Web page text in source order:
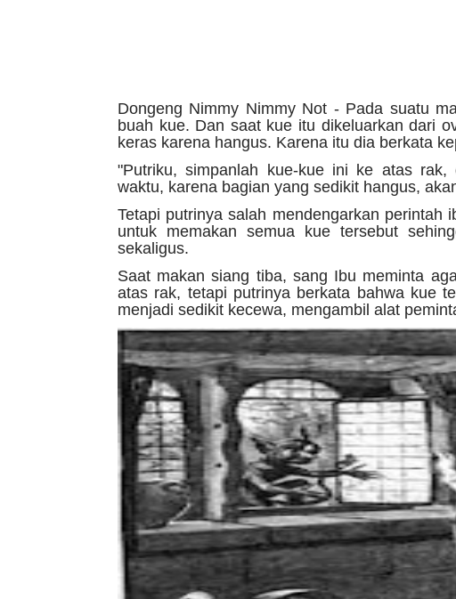
Dongeng Nimmy Nimmy Not - Pada suatu
buah kue. Dan saat kue itu dikeluarkan dari
keras karena hangus. Karena itu dia berkata
"Putriku, simpanlah kue-kue ini ke atas
waktu, karena bagian yang sedikit hangus,
Tetapi putrinya salah mendengarkan perintah
untuk memakan semua kue tersebut
sekaligus.
Saat makan siang tiba, sang Ibu meminta
atas rak, tetapi putrinya berkata bahwa kue
menjadi sedikit kecewa, mengambil alat